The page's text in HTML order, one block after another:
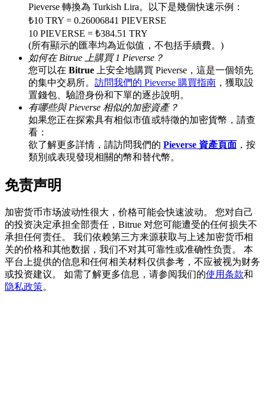
BTC 專享獎勵
BTC 專享獎勵
充值並交易BTC瓜分 25,000 USDT 獎池！
瓜分 500000 CASHCAT 獎池
BitMart 用戶遷移專享
註冊&交易贏 500,000 USDT
Pieverse 轉換為 Turkish Lira。以下是幾個快速示例：
₺10 TRY = 0.26006841 PIEVERSE
10 PIEVERSE = ₺384.51 TRY
(所有顯示的匯率均為近似值，不包括手續費。)
如何在 Bitrue 上購買 1 Pieverse？
您可以在 Bitrue 上安全地購買 Pieverse，這是一個領先
的集中交易所。 訪問我們的 Pieverse 購買指南 ，獲取設
置錢包、驗證身份和下單的逐步說明。
有哪些與 Pieverse 相似的加密資產？
如果您正在探索具有相似市值或特徵的加密貨幣，請查
看：
欲了解更多詳情，請訪問我們的 Pieverse 資產頁面 ，按
類別或表現發現相關的幣和替代幣。
免责声明
加密货币市场波动性很大，价格可能会快速波动。 您对自己
的投资决定承担全部责任，Bitrue 对您可能遭受的任何损失不
承担任何责任。 我们依赖第三方来源获取与上述加密货币相
关的价格和其他数据，我们不对其可靠性或准确性负责。 本
平台上提供的信息和任何相关材料仅供参考，不应被视为财务
或投资建议。 如需了解更多信息，请参阅我们的使用条款和
隐私政策。